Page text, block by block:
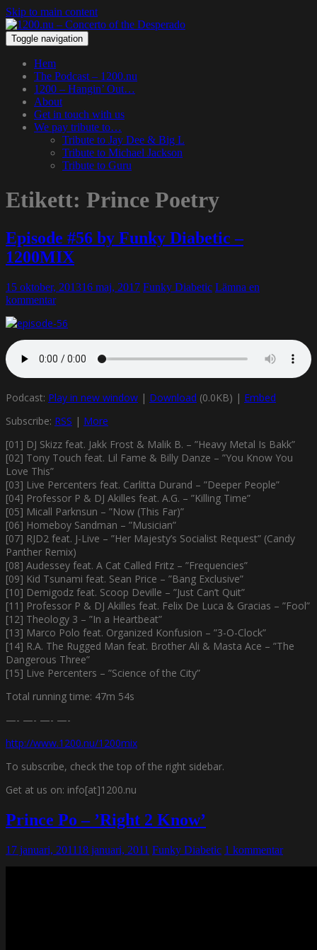
Skip to main content
Toggle navigation
Hem
The Podcast – 1200.nu
1200 – Hangin’ Out…
About
Get in touch with us
We pay tribute to…
Tribute to Jay Dee & Big L
Tribute to Michael Jackson
Tribute to Guru
Etikett: Prince Poetry
Episode #56 by Funky Diabetic –
1200MIX
15 oktober, 201316 maj, 2017 Funky Diabetic Lämna en
kommentar
Podcast: Play in new window | Download (0.0KB) | Embed
Subscribe: RSS | More
[01] DJ Skizz feat. Jakk Frost & Malik B. – ”Heavy Metal Is Bakk”
[02] Tony Touch feat. Lil Fame & Billy Danze – ”You Know You
Love This”
[03] Live Percenters feat. Carlitta Durand – ”Deeper People”
[04] Professor P & DJ Akilles feat. A.G. – ”Killing Time”
[05] Micall Parknsun – ”Now (This Far)”
[06] Homeboy Sandman – ”Musician”
[07] RJD2 feat. J-Live – ”Her Majesty’s Socialist Request” (Candy
Panther Remix)
[08] Audessey feat. A Cat Called Fritz – ”Frequencies”
[09] Kid Tsunami feat. Sean Price – ”Bang Exclusive”
[10] Demigodz feat. Scoop Deville – ”Just Can’t Quit”
[11] Professor P & DJ Akilles feat. Felix De Luca & Gracias – ”Fool”
[12] Theology 3 – ”In a Heartbeat”
[13] Marco Polo feat. Organized Konfusion – ”3-O-Clock”
[14] R.A. The Rugged Man feat. Brother Ali & Masta Ace – ”The
Dangerous Three”
[15] Live Percenters – ”Science of the City”
Total running time: 47m 54s
—- —- —- —-
http://www.1200.nu/1200mix
To subscribe, check the top of the right sidebar.
Get at us on: info[at]1200.nu
Prince Po – ’Right 2 Know’
17 januari, 201118 januari, 2011 Funky Diabetic 1 kommentar